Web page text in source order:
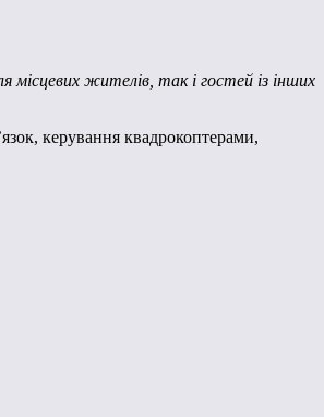
місцевих жителів, так і гостей із інших
керування квадрокоптерами,